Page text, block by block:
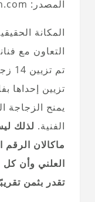
المصدر: www.themacallan.com
تم
تزيين إحداها
يمنح الزجاجة
الفنية. لذلك
ماكالان
تقدر بثمن